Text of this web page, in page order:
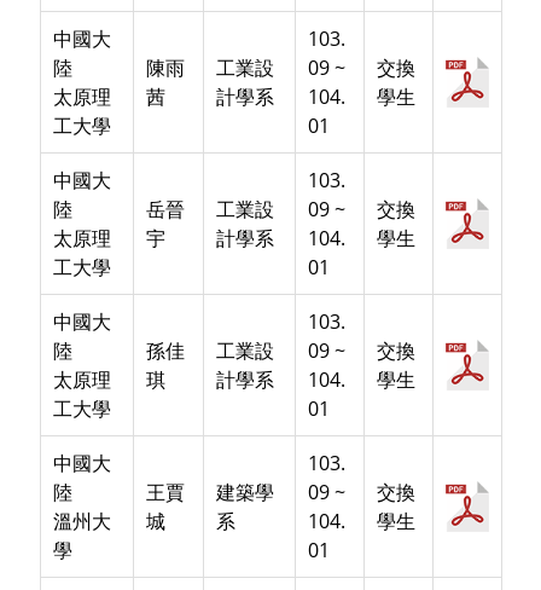
中國大
陸
太原理
工大學
陳雨
茜
工業設
計學系
103.
09 ~
104.
01
交換
學生
中國大
陸
太原理
工大學
岳晉
宇
工業設
計學系
103.
09 ~
104.
01
交換
學生
中國大
陸
太原理
工大學
孫佳
琪
工業設
計學系
103.
09 ~
104.
01
交換
學生
中國大
陸
溫州大
學
王賈
城
建築學
系
103.
09 ~
104.
01
交換
學生